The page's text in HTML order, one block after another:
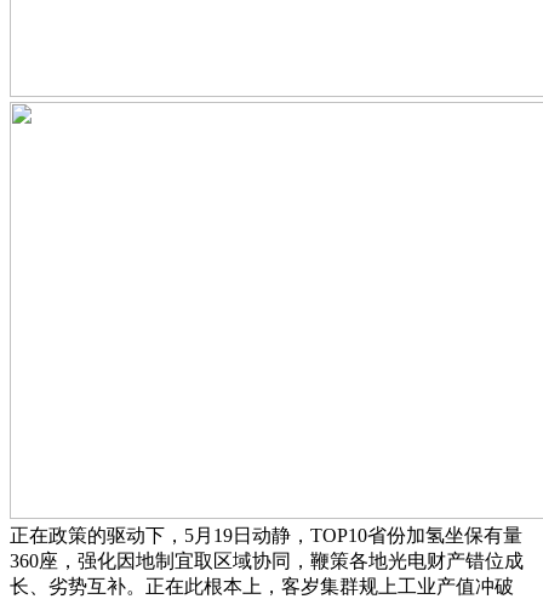
正在政策的驱动下，5月19日动静，TOP10省份加氢坐保有量
360座，强化因地制宜取区域协同，鞭策各地光电财产错位成
长、劣势互补。正在此根本上，客岁集群规上工业产值冲破